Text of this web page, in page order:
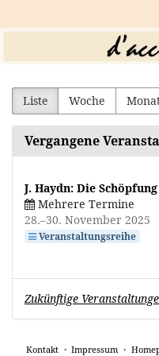
Haupt-
springen
d'accord
Liste Woche
Vergangene
J. Haydn: Die Schöpfung
Mehrere Termine
28.–bis
30. November 2025
Veranstaltungsreihe
Zukünftige
Kontakt Impressum